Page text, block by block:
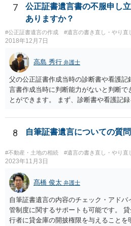
産分割調停を申し立てなければなりませ
は、通常、相続人全員分の（本件であれ
書」を作成するところ、１通だけの作成
るものです。
7
公正証書遺言書の不服申し
ありますか？
#公正証書遺言の作成 #遺言の書き直し・やり直
2018年12月7日
高島 秀行 弁護士
父の公正証書作成当時の診断書や看護記
言書作成当時に判断能力がないと判断で
とができます。 まず、診断書や看護記
いと思います。
8 自筆証書遺言についての質
#不動産・土地の相続 #遺言の書き直し・やり直
2023年11月3日
髙橋 俊太 弁護士
自筆証書遺言の内容のチェック・アド
管制度に関するサポートも可能です。
行者に貸金庫の開披権限を与えること